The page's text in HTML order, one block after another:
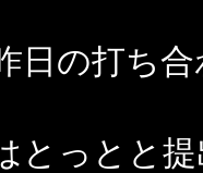
日の打ち合
とっとと